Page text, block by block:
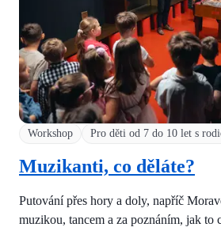
Workshop Pro děti od 7 do 10 let s
Muzikanti, co děláte?
Putování přes hory a doly, napříč
muzikou, tancem a za poznáním, jak to